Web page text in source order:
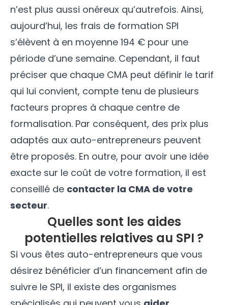
n’est plus aussi onéreux qu’autrefois. Ainsi,
aujourd’hui, les frais de formation SPI
s’élèvent à en moyenne 194 € pour une
période d’une semaine. Cependant, il faut
préciser que chaque CMA peut définir le tarif
qui lui convient, compte tenu de plusieurs
facteurs propres à chaque centre de
formalisation. Par conséquent, des prix plus
adaptés aux auto-entrepreneurs peuvent
être proposés. En outre, pour avoir une idée
exacte sur le coût de votre formation, il est
conseillé de contacter la CMA de votre
secteur.
Quelles sont les aides
potentielles relatives au SPI ?
Si vous êtes auto-entrepreneurs que vous
désirez bénéficier d’un financement afin de
suivre le SPI, il existe des organismes